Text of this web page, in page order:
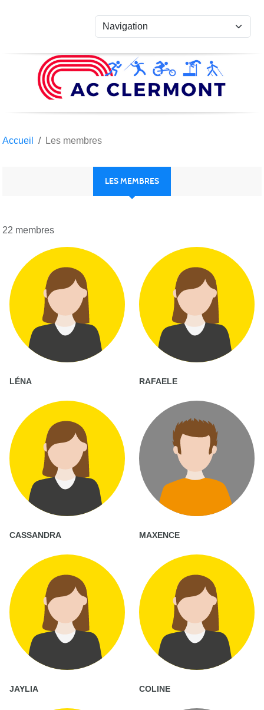
Accueil Les membres
LES MEMBRES
22 membres
LÉNA RAFAELE
CASSANDRA MAXENCE
JAYLIA COLINE